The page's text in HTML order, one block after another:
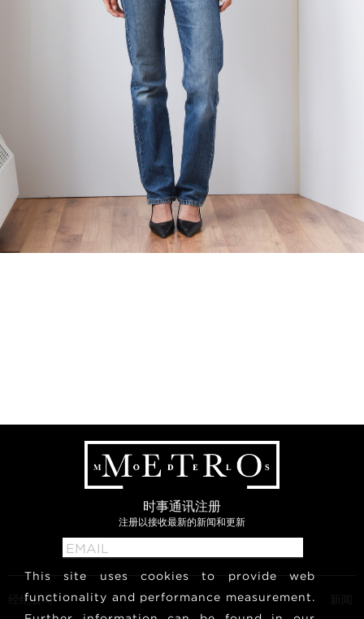
时事通讯注册
注册以接收最新的新闻和更新
经纪公司
This site uses cookies to provide web
functionality and performance measurement.